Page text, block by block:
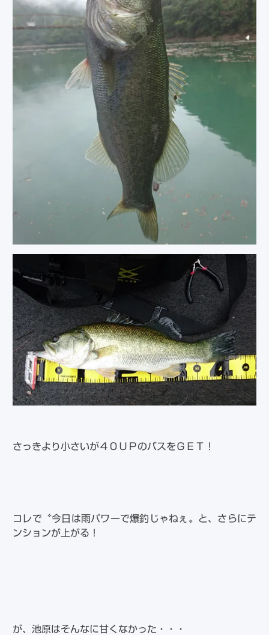
さっきより小さいが４０ＵＰのバスをＧＥＴ！
コレで〝今日は雨パワーで爆釣じゃねぇ〟と、さらにテ
ンションが上がる！
が、池原はそんなに甘くなかった・・・